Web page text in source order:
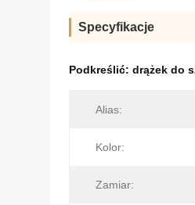
Specyfikacje
Podkreślić: drążek do
Alias:
Kolor:
Zamiar: